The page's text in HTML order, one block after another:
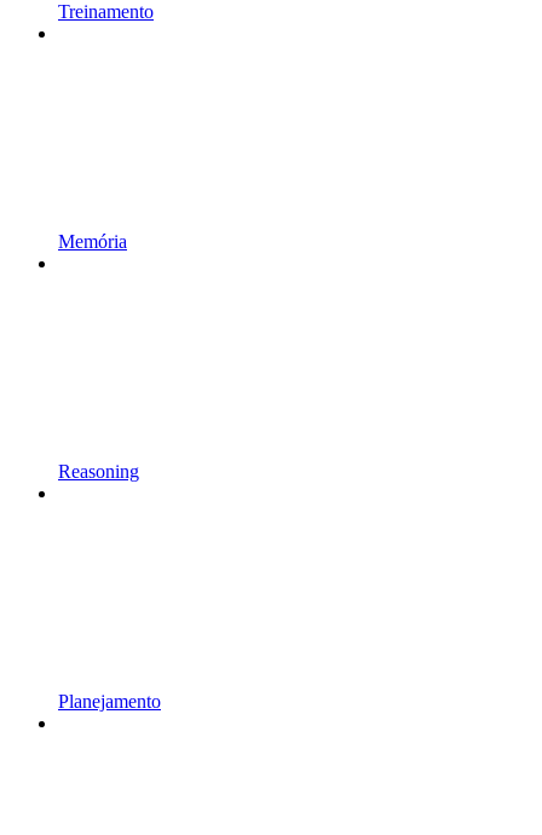
Treinamento
Memória
Reasoning
Planejamento